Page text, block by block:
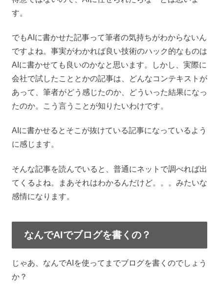
す。
でもAIに書かせた記事って筆者の気持ちがわからないん
ですよね。事実がわかれば良い技術のハック的なものは
AIに書かせても良いのかなと思います。しかし、実際に
会社で試したこととかの記事は、どんなコンテキストが
あって、筆者がどう感じたのか、どういった結果になっ
たのか。こう言うことが知りたいわけです。
AIに書かせるとそこが抜けている記事になっているよう
に感じます。
そんな記事を読んでいると、普通にネットで調べれば出
てくるよね。まあそれはわかるんだけど。。。みたいな
感情になります。
なんでAIでブログを書くの？
じゃあ、なんでAIを使ってまでブログを書くのでしょう
か？